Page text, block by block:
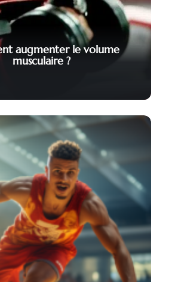
augmenter le volume
musculaire ?